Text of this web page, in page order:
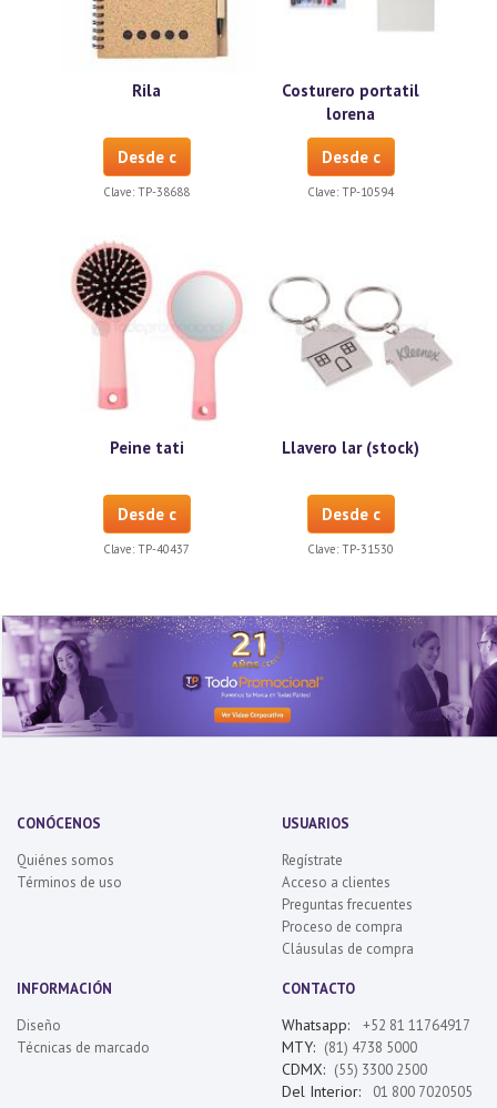
Rila
Desde c
Clave: TP-38688
Costurero portatil
lorena
Desde c
Clave: TP-10594
Peine tati
Desde c
Clave: TP-40437
Llavero lar (stock)
Desde c
Clave: TP-31530
CONÓCENOS
Quiénes somos
Términos de uso
USUARIOS
Regístrate
Acceso a clientes
Preguntas frecuentes
Proceso de compra
Cláusulas de compra
INFORMACIÓN
Diseño
Técnicas de marcado
CONTACTO
Whatsapp: +52 81 11764917
MTY: (81) 4738 5000
CDMX: (55) 3300 2500
Del Interior: 01 800 7020505